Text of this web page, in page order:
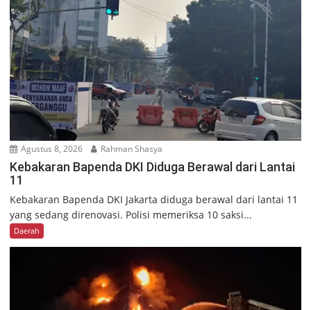
Agustus 8, 2026 Rahman Shasya
Kebakaran Bapenda DKI Diduga Berawal dari Lantai
11
Kebakaran Bapenda DKI Jakarta diduga berawal dari lantai 11
yang sedang direnovasi. Polisi memeriksa 10 saksi...
Daerah